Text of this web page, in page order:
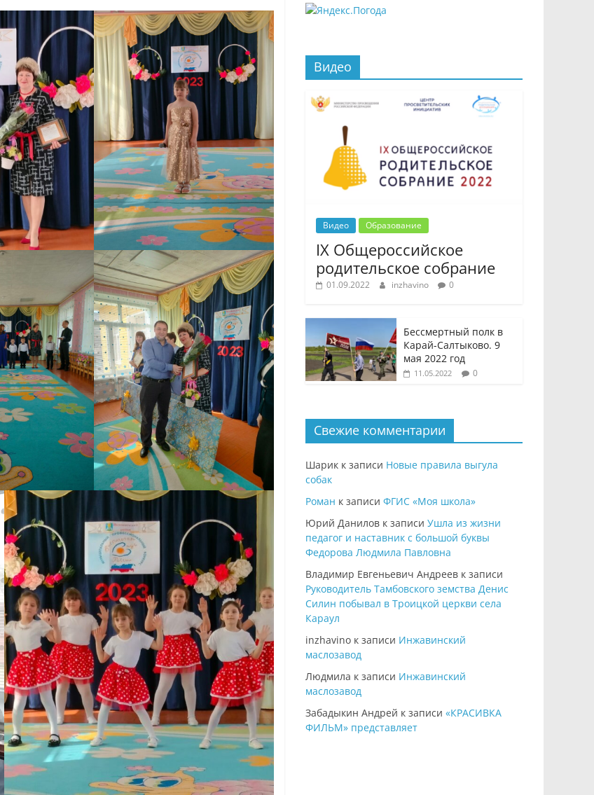
Видео
Видео Образование
IX Общероссийское
родительское собрание
01.09.2022 inzhavino 0
Бессмертный полк в
Карай-Салтыково. 9
мая 2022 год
11.05.2022 0
Свежие комментарии
Шарик к записи Новые правила выгула
собак
Роман к записи ФГИС «Моя школа»
Юрий Данилов к записи Ушла из жизни
педагог и наставник с большой буквы
Федорова Людмила Павловна
Владимир Евгеньевич Андреев к записи
Руководитель Тамбовского земства Денис
Силин побывал в Троицкой церкви села
Караул
inzhavino к записи Инжавинский
маслозавод
Людмила к записи Инжавинский
маслозавод
Забадыкин Андрей к записи «КРАСИВКА
ФИЛЬМ» представляет